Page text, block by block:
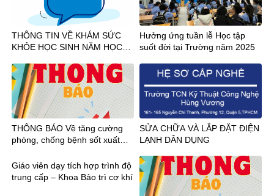
THÔNG TIN VỀ KHÁM SỨC
KHỎE HỌC SINH NĂM HỌC
Hưởng ứng tuần lễ Học tập
suốt đời tại Trường năm 2025
THÔNG BÁO Về tăng cường
phòng, chống bệnh sốt xuất
SỬA CHỮA VÀ LẮP ĐẶT ĐIỆN
LẠNH DÂN DỤNG
Giáo viên dạy tích hợp trình độ
trung cấp – Khoa Bảo trì cơ khí